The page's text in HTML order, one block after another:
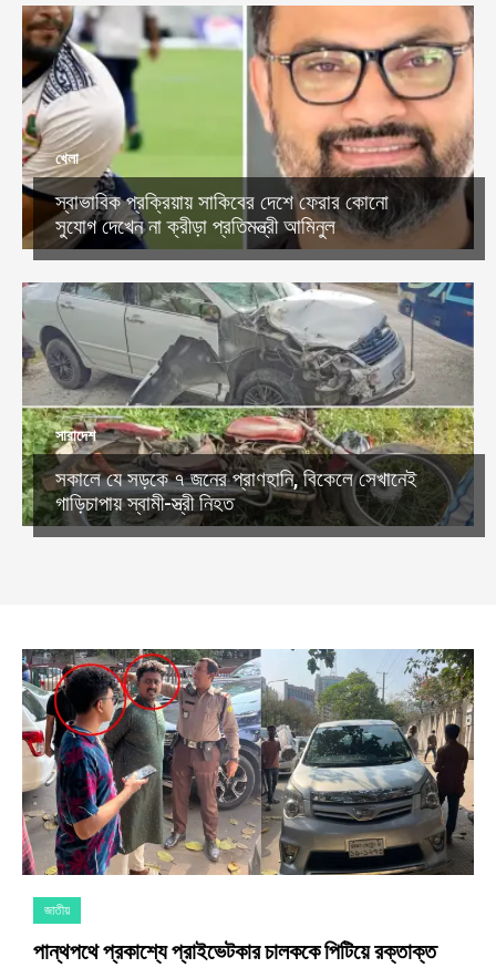
খেলা
স্বাভাবিক প্রক্রিয়ায় সাকিবের দেশে ফেরার কোনো
সুযোগ দেখেন না ক্রীড়া প্রতিমন্ত্রী আমিনুল
সারাদেশ
সকালে যে সড়কে ৭ জনের প্রাণহানি, বিকেলে সেখানেই
গাড়িচাপায় স্বামী-স্ত্রী নিহত
জাতীয়
পান্থপথে প্রকাশ্যে প্রাইভেটকার চালককে পিটিয়ে রক্তাক্ত